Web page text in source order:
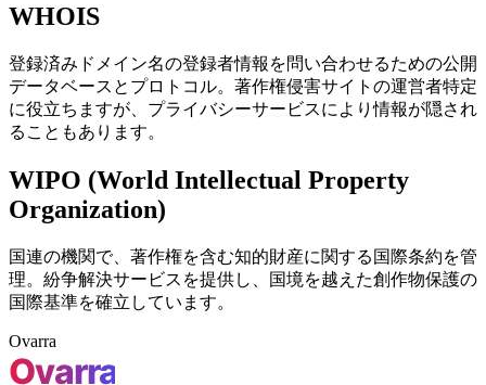
WHOIS
登録済みドメイン名の登録者情報を問い合わせるための公開
データベースとプロトコル。著作権侵害サイトの運営者特定
に役立ちますが、プライバシーサービスにより情報が隠され
ることもあります。
WIPO (World Intellectual Property
Organization)
国連の機関で、著作権を含む知的財産に関する国際条約を管
理。紛争解決サービスを提供し、国境を越えた創作物保護の
国際基準を確立しています。
Ovarra